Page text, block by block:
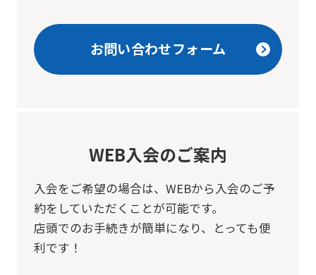
お問い合わせフォーム
WEB入会のご案内
入会をご希望の場合は、 WEBから入会のご予
約をしていただくことが可能です。
店頭でのお手続きが簡単になり、とっても便
利です！